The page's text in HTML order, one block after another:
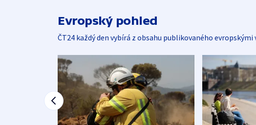
Evropský pohled
ČT24 každý den vybírá z obsahu publikovaného